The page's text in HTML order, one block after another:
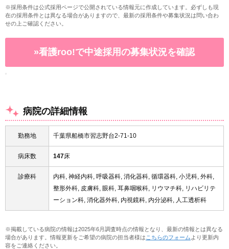
※採用条件は公式採用ページで公開されている情報元に作成しています。必ずしも現
在の採用条件とは異なる場合がありますので、最新の採用条件や募集状況は問い合わ
せの上ご確認ください。
»看護roo!で中途採用の募集状況を確認
病院の詳細情報
勤務地 千葉県船橋市習志野台2-71-10
病床数 147床
診療科
内科, 神経内科, 呼吸器科, 消化器科, 循環器科, 小児科, 外科,
整形外科, 皮膚科, 眼科, 耳鼻咽喉科, リウマチ科, リハビリテ
ーション科, 消化器外科, 内視鏡科, 内分泌科, 人工透析科
※掲載している病院の情報は2025年6月調査時点の情報となり、最新の情報とは異なる
場合があります。情報更新をご希望の病院の担当者様は こちらのフォーム より更新内
容をご連絡ください。